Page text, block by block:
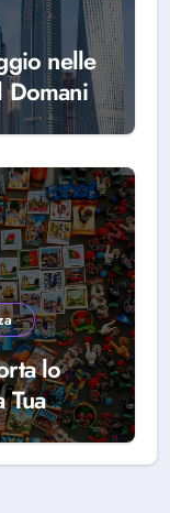
nelle
Domani
lo